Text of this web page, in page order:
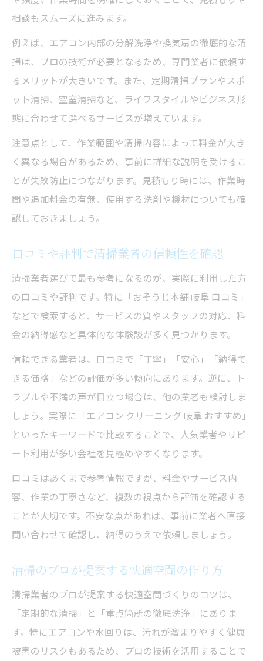
プ
引越しや原状回復にも便利な清掃活用法
清掃業者によるプロのハウスクリーニング
体験談
エアコンクリーニングがもたらす清潔生活
清掃業者のエアコンクリーニングの流れ紹
介
エアコン内部のカビや臭い対策は清掃が重
要
清掃で快適な空気と健康的な暮らしを実現
エアコンクリーニング岐阜安い業者選びの
相談もスムーズに進みます。
例えば、エアコン内部の分解洗浄や換気扇の徹底的な清
掃は、プロの技術が必要となるため、専門業者に依頼す
るメリットが大きいです。また、定期清掃プランやスポ
ット清掃、空室清掃など、ライフスタイルやビジネス形
態に合わせて選べるサービスが増えています。
注意点として、作業範囲や清掃内容によって料金が大き
く異なる場合があるため、事前に詳細な説明を受けるこ
とが失敗防止につながります。見積もり時には、作業時
間や追加料金の有無、使用する洗剤や機材についても確
認しておきましょう。
口コミや評判で清掃業者の信頼性を確認
清掃業者選びで最も参考になるのが、実際に利用した方
の口コミや評判です。特に「おそうじ本舗 岐阜 口コミ」
などで検索すると、サービスの質やスタッフの対応、料
金の納得感など具体的な体験談が多く見つかります。
信頼できる業者は、口コミで「丁寧」「安心」「納得で
きる価格」などの評価が多い傾向にあります。逆に、ト
ラブルや不満の声が目立つ場合は、他の業者も検討しま
しょう。実際に「エアコン クリーニング 岐阜 おすすめ」
といったキーワードで比較することで、人気業者やリピ
ート利用が多い会社を見極めやすくなります。
口コミはあくまで参考情報ですが、料金やサービス内
容、作業の丁寧さなど、複数の視点から評価を確認する
ことが大切です。不安な点があれば、事前に業者へ直接
問い合わせて確認し、納得のうえで依頼しましょう。
清掃のプロが提案する快適空間の作り方
清掃業者のプロが提案する快適空間づくりのコツは、
「定期的な清掃」と「重点箇所の徹底洗浄」にありま
す。特にエアコンや水回りは、汚れが溜まりやすく健康
被害のリスクもあるため、プロの技術を活用することで